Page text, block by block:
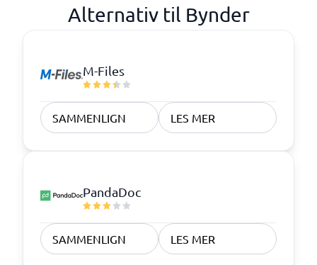
Alternativ til Bynder
M-Files
SAMMENLIGN LES MER
PandaDoc
SAMMENLIGN LES MER